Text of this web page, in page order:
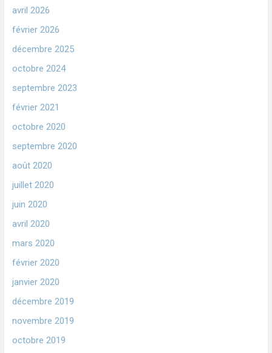
avril 2026
février 2026
décembre 2025
octobre 2024
septembre 2023
février 2021
octobre 2020
septembre 2020
août 2020
juillet 2020
juin 2020
avril 2020
mars 2020
février 2020
janvier 2020
décembre 2019
novembre 2019
octobre 2019